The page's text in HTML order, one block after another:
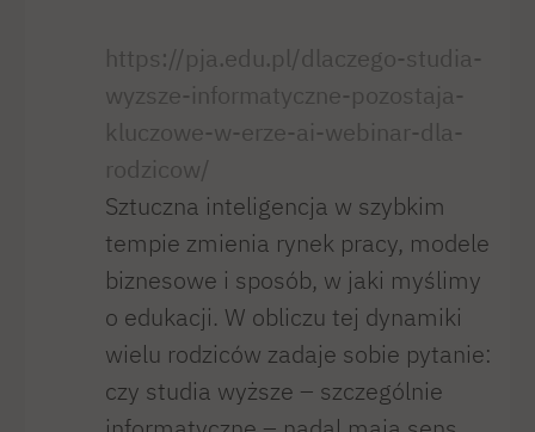
https://pja.edu.pl/dlaczego-studia-
wyzsze-informatyczne-pozostaja-
kluczowe-w-erze-ai-webinar-dla-
rodzicow/
Sztuczna inteligencja w szybkim
tempie zmienia rynek pracy, modele
biznesowe i sposób, w jaki myślimy
o edukacji. W obliczu tej dynamiki
wielu rodziców zadaje sobie pytanie:
czy studia wyższe – szczególnie